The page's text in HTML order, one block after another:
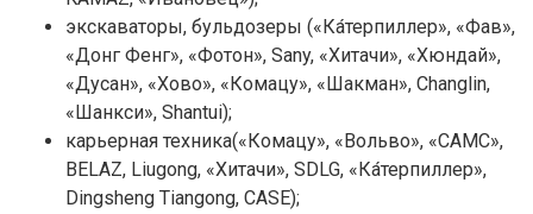
экскаваторы, бульдозеры («Ка́терпиллер», «Фав»,
«Донг Фенг», «Фотон», Sany, «Хитачи», «Хюндай»,
«Дусан», «Хово», «Комацу», «Шакман», Changlin,
«Шанкси», Shantui);
карьерная техника(«Комацу», «Вольво», «CAMC»,
BELAZ, Liugong, «Хитачи», SDLG, «Ка́терпиллер»,
Dingsheng Tiangong, CASE);